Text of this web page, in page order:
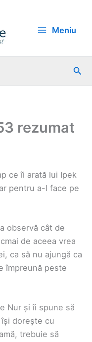
Meniu
rezumat
ce îi arată lui Ipek
pentru a-l face pe
observă cât de
de aceea vrea
ca să nu ajungă ca
împreună peste
Nur și îi spune să
dorește cu
trebuie să